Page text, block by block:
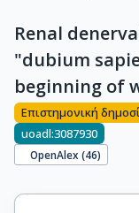
Renal
"dubium
beginning of
Επιστημονική
uoadl:3087930
OpenAlex (46)